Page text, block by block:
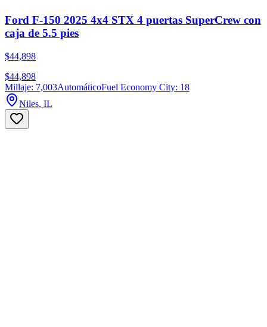
Ford F-150 2025 4x4 STX 4 puertas SuperCrew con
caja de 5.5 pies
$44,898
$44,898
Millaje: 7,003AutomáticoFuel Economy City: 18
Niles, IL